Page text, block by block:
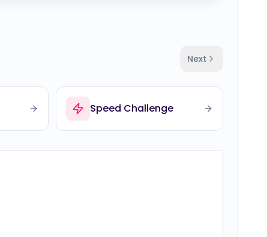
Next
Speed Challenge